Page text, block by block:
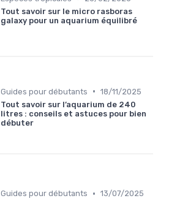
Tout savoir sur le micro rasboras
galaxy pour un aquarium équilibré
Guides pour débutants • 18/11/2025
Tout savoir sur l’aquarium de 240
litres : conseils et astuces pour bien
débuter
Guides pour débutants • 13/07/2025